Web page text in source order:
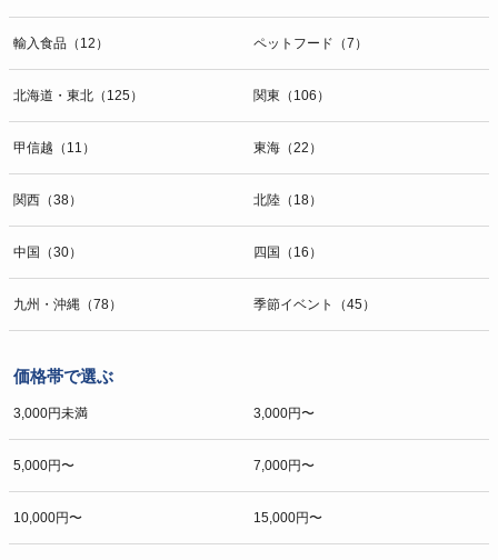
輸入食品（12） ペットフード（7）
北海道・東北（125） 関東（106）
甲信越（11） 東海（22）
関西（38） 北陸（18）
中国（30） 四国（16）
九州・沖縄（78） 季節イベント（45）
価格帯で選ぶ
3,000円未満 3,000円〜
5,000円〜 7,000円〜
10,000円〜 15,000円〜